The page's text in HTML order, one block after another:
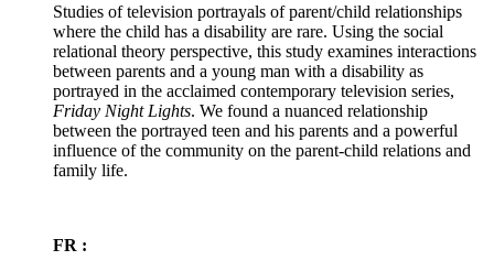
Studies of television portrayals of parent/child relationships
where the child has a disability are rare. Using the social
relational theory perspective, this study examines interactions
between parents and a young man with a disability as
portrayed in the acclaimed contemporary television series,
Friday Night Lights. We found a nuanced relationship
between the portrayed teen and his parents and a powerful
influence of the community on the parent-child relations and
family life.
FR :